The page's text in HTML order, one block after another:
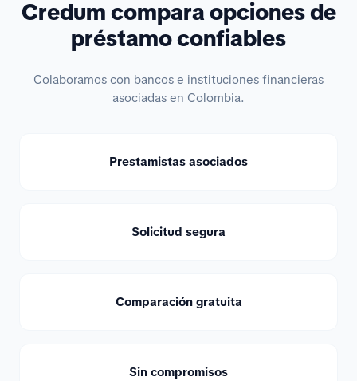
Credum compara opciones de
préstamo confiables
Colaboramos con bancos e instituciones financieras
asociadas en Colombia.
Prestamistas asociados
Solicitud segura
Comparación gratuita
Sin compromisos